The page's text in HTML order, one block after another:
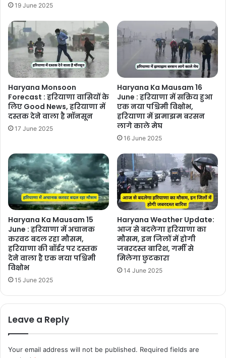
19 June 2025
Haryana Monsoon
Forecast : हरियाणा वासियों के
लिए Good News, हरियाणा में
दस्तक देने वाला है मॉनसून
17 June 2025
Haryana Ka Mausam 16
June : हरियाणा में सक्रिय हुआ
एक नया पश्चिमी विक्षोभ,
हरियाणा में झमाझम बरसन
लागे काले मेघ
16 June 2025
Haryana Ka Mausam 15
June : हरियाणा में अचानक
करवट बदल रहा मौसम,
हरियाणा की बॉर्डर पर दस्तक
देने वाला है एक नया पश्चिमी
विक्षोभ
15 June 2025
Haryana Weather Update:
आज से बदलेगा हरियाणा का
मौसम, इन जिलों में होगी
जबरदस्त बारिश, गर्मी से
मिलेगा छुटकारा
14 June 2025
Leave a Reply
Your email address will not be published. Required fields are